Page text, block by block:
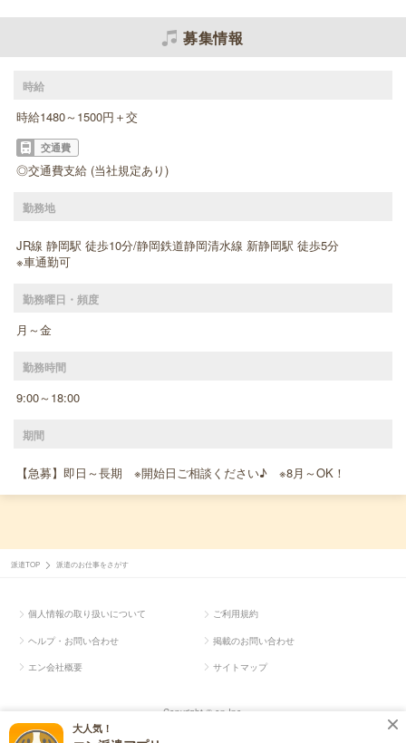
募集情報
時給
時給1480～1500円＋交
交通費
◎交通費支給 (当社規定あり)
勤務地
JR線 静岡駅 徒歩10分/静岡鉄道静岡清水線 新静岡駅 徒歩5分
※車通勤可
勤務曜日・頻度
月～金
勤務時間
9:00～18:00
期間
【急募】即日～長期 ※開始日ご相談ください♪ ※8月～OK！
大人気！
派遣TOP 派遣のお仕事をさがす
個人情報の取り扱いについて ご利用規約
ヘルプ・お問い合わせ 掲載のお問い合わせ
エン会社概要 サイトマップ
Copyright © en Inc.